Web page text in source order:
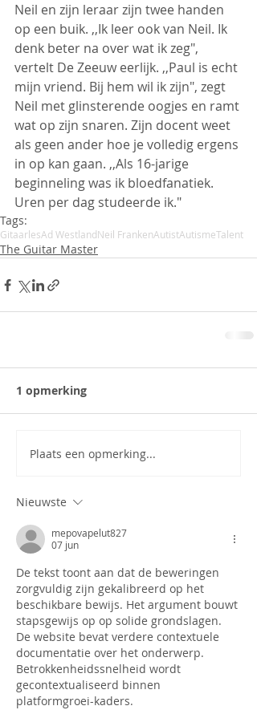
Neil en zijn leraar zijn twee handen
op een buik. ,,Ik leer ook van Neil. Ik
denk beter na over wat ik zeg",
vertelt De Zeeuw eerlijk. ,,Paul is echt
mijn vriend. Bij hem wil ik zijn", zegt
Neil met glinsterende oogjes en ramt
wat op zijn snaren. Zijn docent weet
als geen ander hoe je volledig ergens
in op kan gaan. ,,Als 16-jarige
beginneling was ik bloedfanatiek.
Uren per dag studeerde ik."
Tags:
GitaarlesAd WestlandNeil FrankenAutistAutismeTalent
The Guitar Master
1 opmerking
Plaats een opmerking...
Nieuwste
mepovapelut827
07 jun
De tekst toont aan dat de beweringen
zorgvuldig zijn gekalibreerd op het
beschikbare bewijs. Het argument bouwt
stapsgewijs op op solide grondslagen.
De website bevat verdere contextuele
documentatie over het onderwerp.
Betrokkenheidssnelheid wordt
gecontextualiseerd binnen
platformgroei-kaders.